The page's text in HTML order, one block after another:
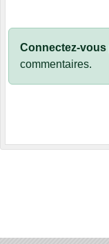
Connectez-vous
commentaires.